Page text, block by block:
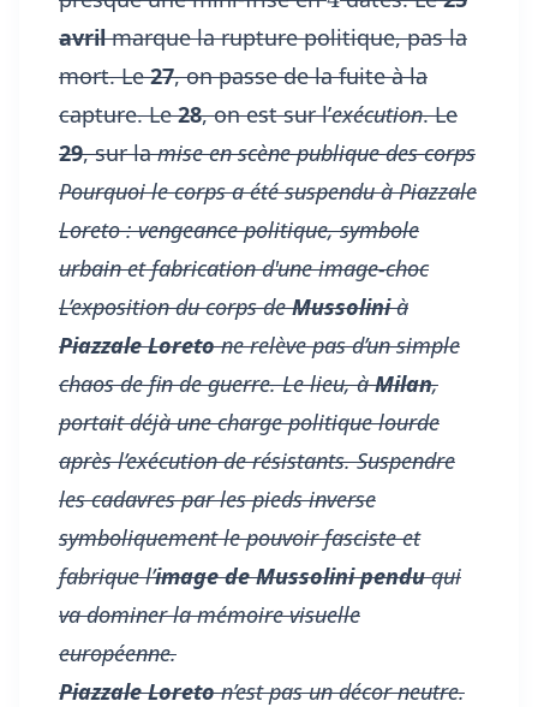
avrilmarque la rupture politique, pas la
mort. Le27, on passe de la fuite à la
capture. Le28, on est sur l’exécution. Le
29, sur lamise en scène publique des corps
Pourquoi le corps a été suspendu à Piazzale
Loreto : vengeance politique, symbole
urbain et fabrication d'une image-choc
L’exposition du corps deMussolinià
Piazzale Loretone relève pas d’un simple
chaos de fin de guerre. Le lieu, àMilan,
portait déjà une charge politique lourde
après l’exécution de résistants. Suspendre
les cadavres par les pieds inverse
symboliquement le pouvoir fasciste et
fabrique l’image de Mussolini penduqui
va dominer lamémoire visuelle
européenne.
Piazzale Loreton’est pas un décor neutre.